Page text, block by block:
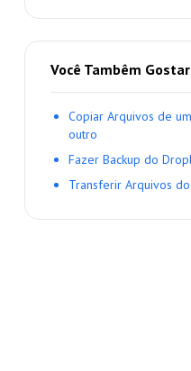
Você Tambêm Gostar
Copiar Arquivos de
outro
Fazer Backup do
Transferir Arquivos